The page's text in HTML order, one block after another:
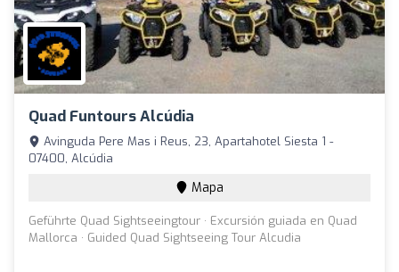
Quad Funtours Alcúdia
Avinguda Pere Mas i Reus, 23, Apartahotel Siesta 1 -
07400, Alcúdia
Mapa
Geführte Quad Sightseeingtour · Excursión guiada en Quad
Mallorca · Guided Quad Sightseeing Tour Alcudia